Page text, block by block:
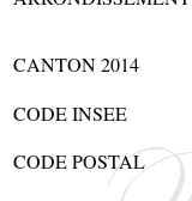
CANTON 2014
CODE INSEE
CODE POSTAL